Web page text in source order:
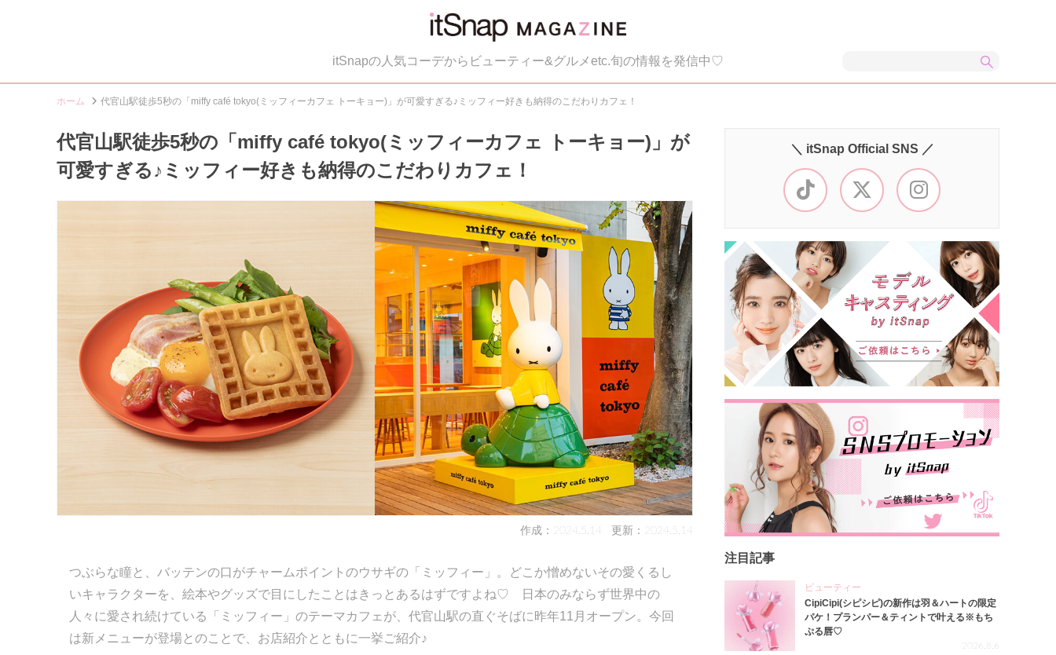
itSnapの人気コーデからビューティー&グルメetc.旬の情報を発信中♡
ホーム 代官山駅徒歩5秒の「miffy café tokyo(ミッフィーカフェ トーキョー)」が可愛すぎる♪ミッフィー好きも納得のこだわりカフェ！
代官山駅徒歩5秒の「miffy café tokyo(ミッフィーカフェ トーキョー)」が
可愛すぎる♪ミッフィー好きも納得のこだわりカフェ！
作成：2024.5.14 更新：2024.5.14
つぶらな瞳と、バッテンの口がチャームポイントのウサギの「ミッフィー」。どこか憎めないその愛くるし
いキャラクターを、絵本やグッズで目にしたことはきっとあるはずですよね♡ 日本のみならず世界中の
人々に愛され続けている「ミッフィー」のテーマカフェが、代官山駅の直ぐそばに昨年11月オープン。今回
は新メニューが登場とのことで、お店紹介とともに一挙ご紹介♪
＼ itSnap Official SNS ／
注目記事
ビューティー
CipiCipi(シピシピ)の新作は羽＆ハートの限定
パケ！プランパー＆ティントで叶える※もち
ぷる唇♡
2026.8.6